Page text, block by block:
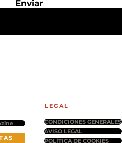
Enviar
LEGAL
CONDICIONES GENERALES
AVISO LEGAL
POLÍTICA DE COOKIES